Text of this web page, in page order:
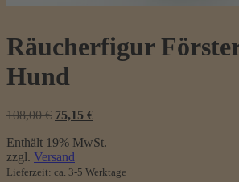
Räucherfigur
Hund
108,00€ Ursprünglicher
war:
108,00 €
75,15 €Aktueller
ist:
Enthält 19% MwSt.
zzgl. Versand
Lieferzeit: ca. 3-5 Werktage